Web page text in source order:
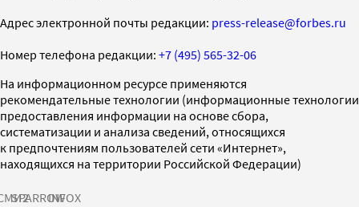
Адрес электронной почты редакции: press-release@forbes.ru
Номер телефона редакции: +7 (495) 565-32-06
На информационном ресурсе применяются
рекомендательные технологии (информационные технологии
предоставления информации на основе сбора,
систематизации и анализа сведений, относящихся
к предпочтениям пользователей сети «Интернет»,
находящихся на территории Российской Федерации)
SPARROWINFOX